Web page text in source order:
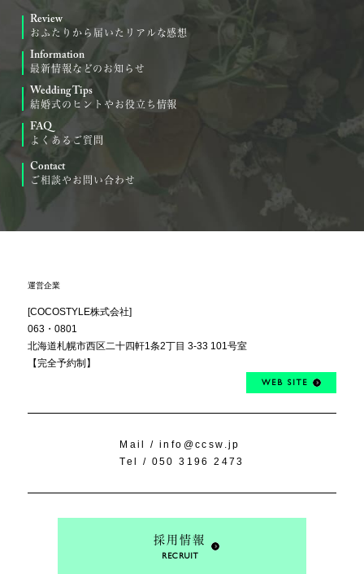
Review
おふたりから届いたリアルな感想
Information
最新情報などのお知らせ
Wedding Tips
結婚式のヒントやお役立ち情報
FAQ
よくあるご質問
Contact
ご相談やお問い合わせ
運営企業
[COCOSTYLE株式会社]
063・0801
北海道札幌市西区二十四軒1条2丁目 3-33 101号室
【完全予約制】
WEB SITE
Mail / info@ccsw.jp
Tel / 050 3196 2473
採用情報
RECRUIT